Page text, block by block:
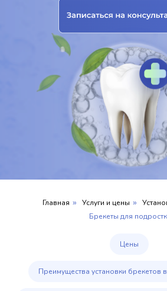
Главная » Услуги и цены »
Брекеты для
Цены
Преимущества установки брекетов